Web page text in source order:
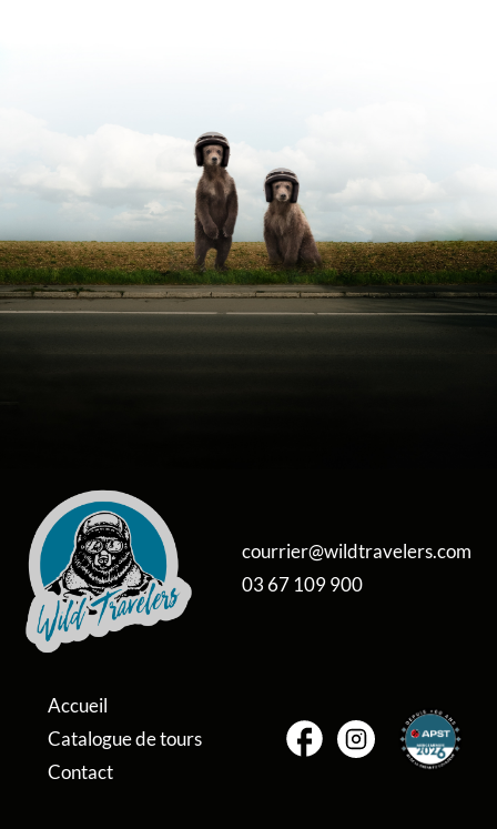
courrier@wildtravelers.com
03 67 109 900
Accueil
Catalogue de tours
Contact